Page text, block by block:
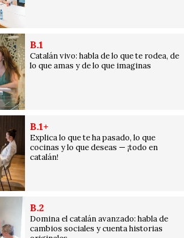
B.1
Catalán vivo: habla de lo que te rodea, de
lo que amas y de lo que imaginas
B.1+
Explica lo que te ha pasado, lo que
cocinas y lo que deseas — ¡todo en
catalán!
B.2
Domina el catalán avanzado: habla de
cambios sociales y cuenta historias